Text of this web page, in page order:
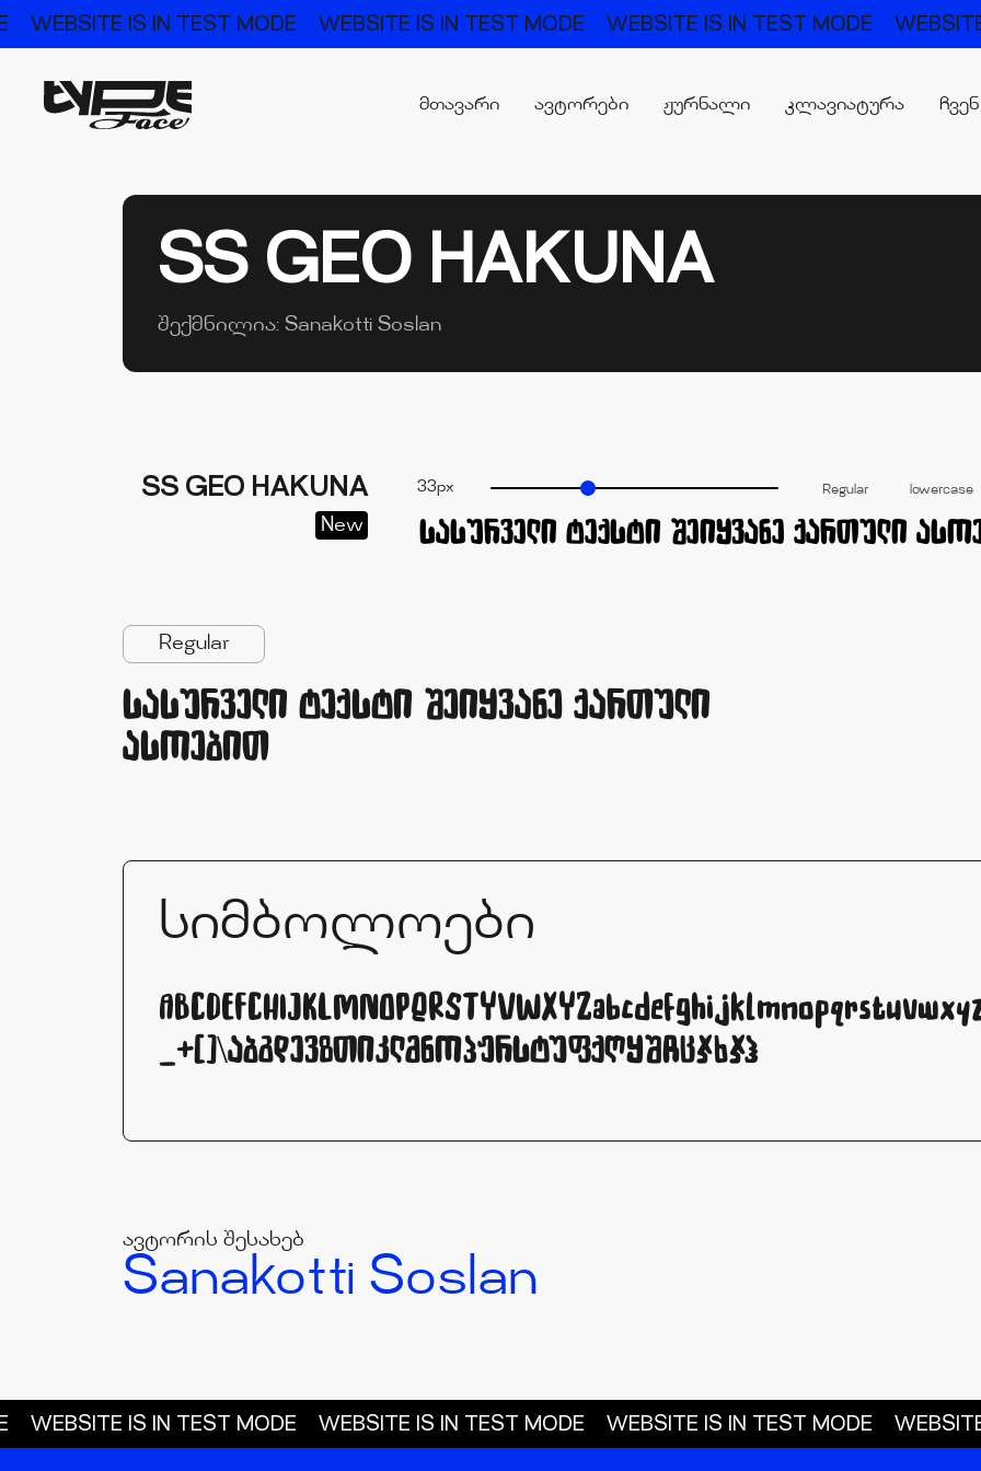
WEBSITE IS IN TEST MODE WEBSITE IS IN TEST MODE WEBSITE IS IN TEST MODE
მთავარი ავტორები ჟურნალი კლავიატურა
SS GEO HAKUNA
შექმნილია: Sanakotti Soslan
SS GEO HAKUNA
New
33px Regular lowercase
Regular
სასურველი ტექსტი შეიყვანე ქართული
ასოებით
სიმბოლოები
_+[]\აბგდევზთიკლმნოპჟრსტუფქღყშჩცჯხჯჰ
ავტორის შესახებ
Sanakotti Soslan
WEBSITE IS IN TEST MODE WEBSITE IS IN TEST MODE WEBSITE IS IN TEST MODE